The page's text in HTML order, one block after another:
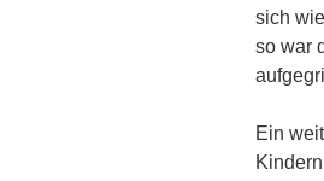
sich
so war
Ein